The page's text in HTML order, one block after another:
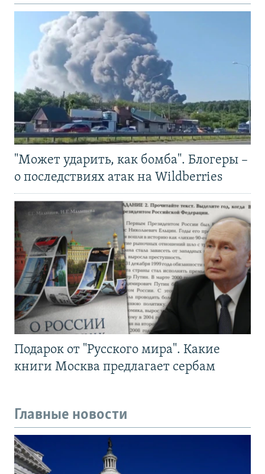
"Может ударить, как бомба". Блогеры –
о последствиях атак на Wildberries
Подарок от "Русского мира". Какие
книги Москва предлагает сербам
Главные новости